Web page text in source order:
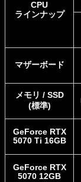
CPU
ラインナップ
マザーボード
メモリ / SSD
(標準)
GeForce RTX
5070 Ti 16GB
GeForce RTX
5070 12GB